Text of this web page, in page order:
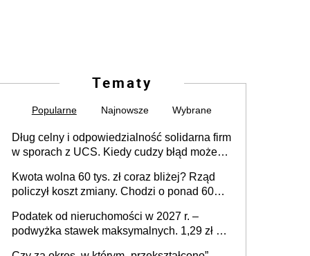
Tematy
Popularne Najnowsze Wybrane
Dług celny i odpowiedzialność solidarna firm
w sporach z UCS. Kiedy cudzy błąd może
Kwota wolna 60 tys. zł coraz bliżej? Rząd
policzył koszt zmiany. Chodzi o ponad 60
Podatek od nieruchomości w 2027 r. –
podwyżka stawek maksymalnych. 1,29 zł za